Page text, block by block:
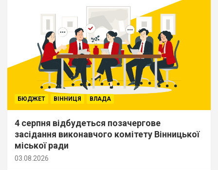
БЮДЖЕТ ВІННИЦЯ ВЛАДА
4 серпня відбудеться позачергове
засідання виконавчого комітету Вінницької
міської ради
03.08.2026